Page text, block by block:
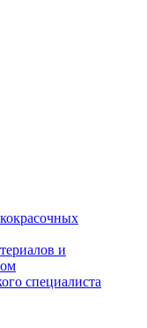
и
специалиста